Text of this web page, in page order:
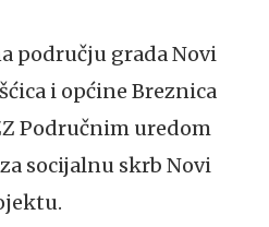
području grada Novi
i općine Breznica
Područnim uredom
socijalnu skrb Novi